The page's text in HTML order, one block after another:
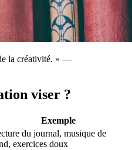
la créativité. » —
viser ?
Exemple
du journal, musique de
exercices doux